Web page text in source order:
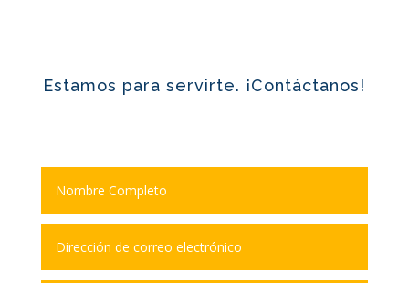
Estamos para servirte. ¡Contáctanos!